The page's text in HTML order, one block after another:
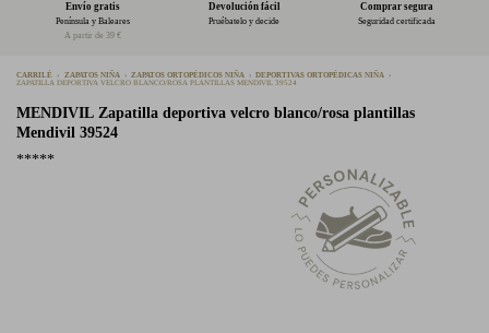
Envío gratis
Península y Baleares
A partir de 39 €
Devolución fácil
Pruébatelo y decide
Comprar segura
Seguridad certificada
CARRILÉ ZAPATOS NIÑA ZAPATOS ORTOPÉDICOS NIÑA
DEPORTIVAS ORTOPÉDICAS NIÑA
ZAPATILLA DEPORTIVA VELCRO BLANCO/ROSA PLANTILLAS MENDIVIL 39524
MENDIVIL Zapatilla deportiva velcro blanco/rosa plantillas
Mendivil 39524
*****